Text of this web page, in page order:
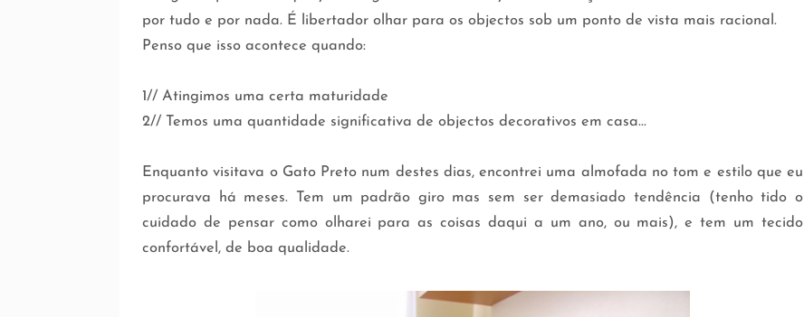
por tudo e por nada. É libertador olhar para os objectos sob um ponto de vista mais racional.
Penso que isso acontece quando:
1// Atingimos uma certa maturidade
2// Temos uma quantidade significativa de objectos decorativos em casa...
Enquanto visitava o Gato Preto num destes dias, encontrei uma almofada no tom e estilo que eu
procurava há meses. Tem um padrão giro mas sem ser demasiado tendência (tenho tido o
cuidado de pensar como olharei para as coisas daqui a um ano, ou mais), e tem um tecido
confortável, de boa qualidade.